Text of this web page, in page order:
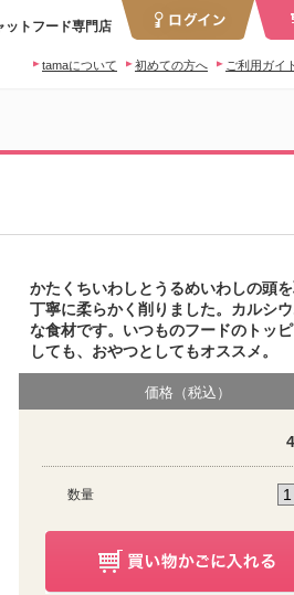
ットフード専門店
ご利用ガイ
初めての方へ
tamaについて
かたくちいわしとうるめいわしの頭を
丁寧に柔らかく削りました。カルシ
な食材です。いつものフードのトッ
しても、おやつとしてもオススメ。
価格（税込）
数量